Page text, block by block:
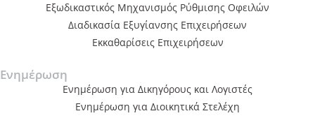
Εξωδικαστικός Μηχανισμός Ρύθμισης Οφειλών
Διαδικασία Εξυγίανσης Επιχειρήσεων
Εκκαθαρίσεις Επιχειρήσεων
Ενημέρωση
Ενημέρωση για Δικηγόρους και Λογιστές
Ενημέρωση για Διοικητικά Στελέχη